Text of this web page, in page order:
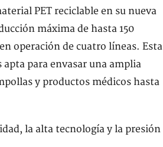
PET reciclable en su nueva
máxima de hasta 150
operación de cuatro líneas. Esta
para envasar una amplia
y productos médicos hasta